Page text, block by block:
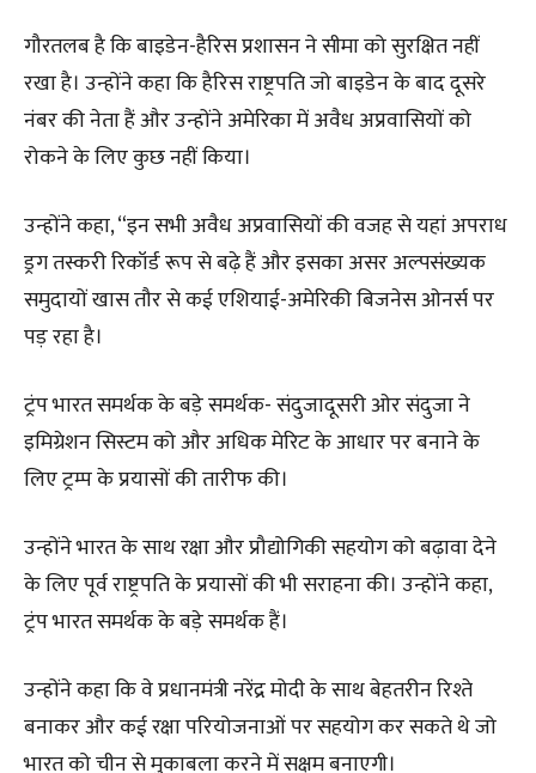
गौरतलब है कि बाइडेन-हैरिस प्रशासन ने सीमा को सुरक्षित नहीं
रखा है। उन्होंने कहा कि हैरिस राष्ट्रपति जो बाइडेन के बाद दूसरे
नंबर की नेता हैं और उन्होंने अमेरिका में अवैध अप्रवासियों को
रोकने के लिए कुछ नहीं किया।
उन्होंने कहा, “इन सभी अवैध अप्रवासियों की वजह से यहां अपराध
ड्रग तस्करी रिकॉर्ड रूप से बढ़े हैं और इसका असर अल्पसंख्यक
समुदायों खास तौर से कई एशियाई-अमेरिकी बिजनेस ओनर्स पर
पड़ रहा है।
ट्रंप भारत समर्थक के बड़े समर्थक- संदुजादूसरी ओर संदुजा ने
इमिग्रेशन सिस्टम को और अधिक मेरिट के आधार पर बनाने के
लिए ट्रम्प के प्रयासों की तारीफ की।
उन्होंने भारत के साथ रक्षा और प्रौद्योगिकी सहयोग को बढ़ावा देने
के लिए पूर्व राष्ट्रपति के प्रयासों की भी सराहना की। उन्होंने कहा,
ट्रंप भारत समर्थक के बड़े समर्थक हैं।
उन्होंने कहा कि वे प्रधानमंत्री नरेंद्र मोदी के साथ बेहतरीन रिश्ते
बनाकर और कई रक्षा परियोजनाओं पर सहयोग कर सकते थे जो
भारत को चीन से मुकाबला करने में सक्षम बनाएगी।